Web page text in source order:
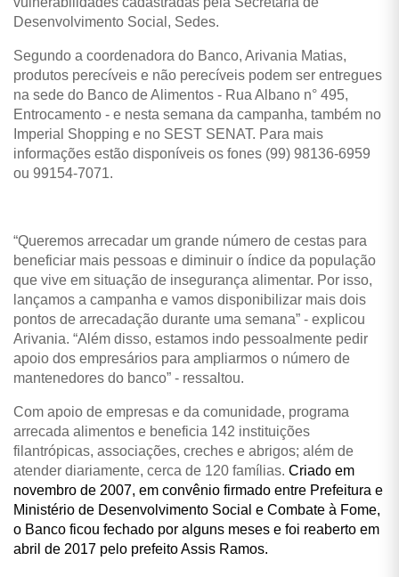
Desenvolvimento Social, Sedes.
Segundo a coordenadora do Banco, Arivania Matias,
produtos perecíveis e não perecíveis podem ser entregues
na sede do Banco de Alimentos - Rua Albano n° 495,
Entrocamento - e nesta semana da campanha, também no
Imperial Shopping e no SEST SENAT. Para mais
informações estão disponíveis os fones (99) 98136-6959
ou 99154-7071.
“Queremos arrecadar um grande número de cestas para
beneficiar mais pessoas e diminuir o índice da população
que vive em situação de insegurança alimentar. Por isso,
lançamos a campanha e vamos disponibilizar mais dois
pontos de arrecadação durante uma semana” - explicou
Arivania. “Além disso, estamos indo pessoalmente pedir
apoio dos empresários para ampliarmos o número de
mantenedores do banco” - ressaltou.
Com apoio de empresas e da comunidade, programa
arrecada alimentos e beneficia 142 instituições
filantrópicas, associações, creches e abrigos; além de
atender diariamente, cerca de 120 famílias. Criado em
novembro de 2007, em convênio firmado entre Prefeitura e
Ministério de Desenvolvimento Social e Combate à Fome,
o Banco ficou fechado por alguns meses e foi reaberto em
abril de 2017 pelo prefeito Assis Ramos.